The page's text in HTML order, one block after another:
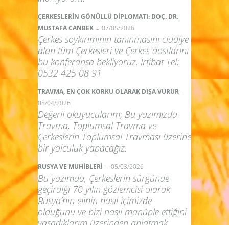
ÇERKESLERİN GÖNÜLLÜ DİPLOMATI: DOÇ. DR.
MUSTAFA CANBEK - 07/05/2026
Çerkes soykırımının tanınmasını ciddiye
alan tüm Çerkesleri ve Çerkes dostlarını
bu konferansa bekliyoruz. İrtibat Tel:
0532 425 08 91
TRAVMA, EN ÇOK KORKU OLARAK DIŞA VURUR -
08/04/2026
Değerli okuyucularım; Bu yazımızda
Travma, Toplumsal Travma ve
Çerkeslerin Toplumsal Travması üzerine
bir yolculuk yapacağız.
RUSYA VE MUHİBLERİ - 05/03/2026
Bu yazımda, Çerkeslerin sürgünde
geçirdiği 70 yılın gözlemcisi olarak
Rusya’nın elinin nasıl içimizde
olduğunu ve bizi nasıl manüple ettiğini